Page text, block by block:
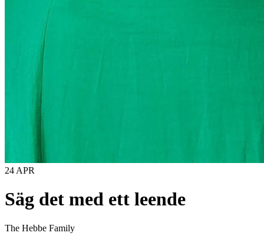
24 APR
Säg det med ett leende
The Hebbe Family